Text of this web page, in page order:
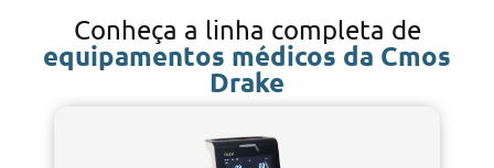
Conheça a linha completa de
equipamentos médicos da Cmos
Drake